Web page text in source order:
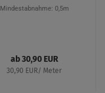
Mindestabnahme: 0,5m
ab 30,90 EUR
30,90 EUR/ Meter